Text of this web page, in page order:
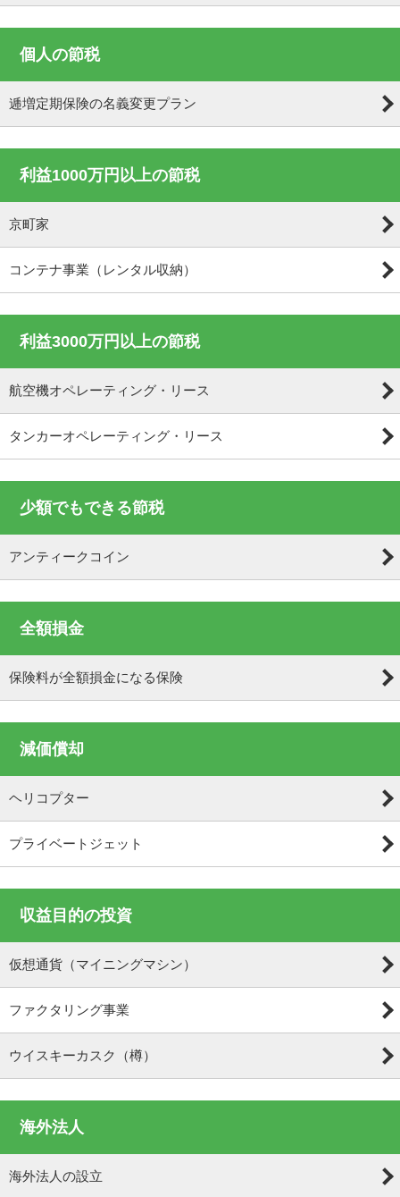
個人の節税
逓増定期保険の名義変更プラン
利益1000万円以上の節税
京町家
コンテナ事業（レンタル収納）
利益3000万円以上の節税
航空機オペレーティング・リース
タンカーオペレーティング・リース
少額でもできる節税
アンティークコイン
全額損金
保険料が全額損金になる保険
減価償却
ヘリコプター
プライベートジェット
収益目的の投資
仮想通貨（マイニングマシン）
ファクタリング事業
ウイスキーカスク（樽）
海外法人
海外法人の設立